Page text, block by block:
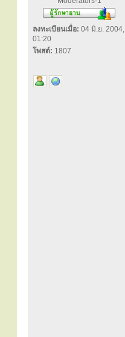
ลงทะเบียนเมื่อ: 04 มิ.ย. 2004,
01:20
โพสต์: 1807